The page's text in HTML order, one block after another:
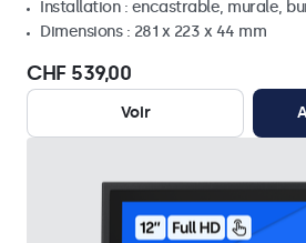
Installation : encastrable, murale,
Dimensions : 281 x 223 x 44 mm
CHF 539,00
Voir